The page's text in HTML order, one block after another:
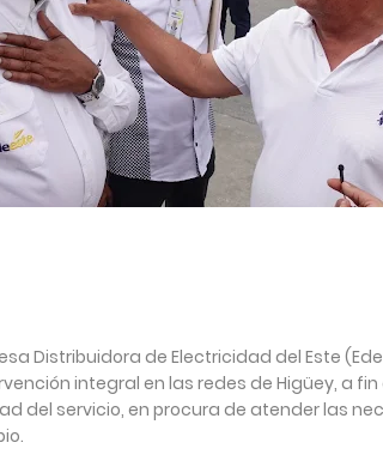
Distribuidora de Electricidad del Este
integral en las redes de Higüey, a
del servicio, en procura de atender las